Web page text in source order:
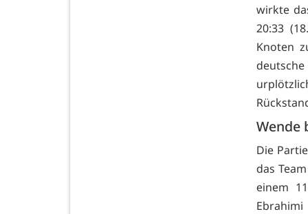
wirkte
20:33
Knoten
Wende
Die
das
einem